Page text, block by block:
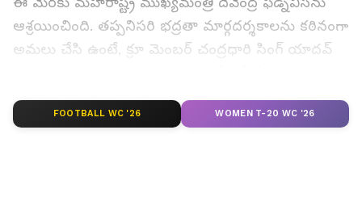
ఆశ్రయించింది. తప్పనిసరి భద్రతా మార్గదర్శకాలను కఠినంగా
అమలు చేసి ఉంటే, క్రూ మెంబర్ చంద్రధారి సింగ్ యాదవ్
ఘటనతో భారీ బడ్జెట్ సినిమాల్లో కార్మికుల సంక్షేమం, భద్రతా
ప్రమాణాలపై చర్చ తీవ్రమైంది.
FOOTBALL WC '26 WOMEN T-20 WC '26